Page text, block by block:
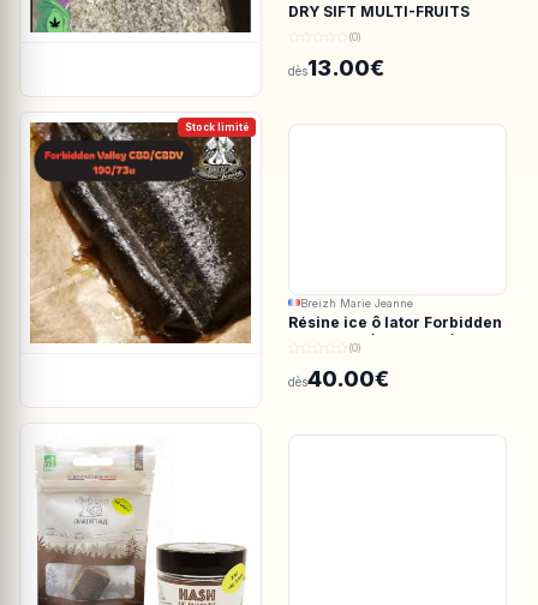
DRY SIFT MULTI-FRUITS
150u CBD - APEX CBD
(0)
dès13.00€
Stock limité
Breizh Marie Jeanne
Résine ice ô lator Forbidden
valley CBD/CBDV 190/73u
(0)
dès40.00€